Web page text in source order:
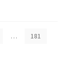
…
181